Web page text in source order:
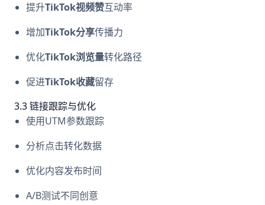
提升TikTok视频赞互动率
增加TikTok分享传播力
优化TikTok浏览量转化路径
促进TikTok收藏留存
3.3 链接跟踪与优化
使用UTM参数跟踪
分析点击转化数据
优化内容发布时间
A/B测试不同创意